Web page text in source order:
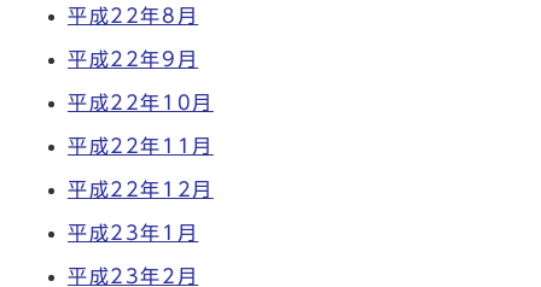
平成22年8月
平成22年9月
平成22年10月
平成22年11月
平成22年12月
平成23年1月
平成23年2月